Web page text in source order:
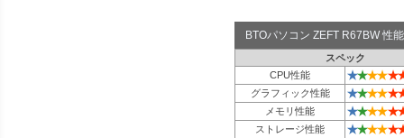
BTOパソコン ZEFT R67BW 性
スペック
CPU性能
★★★★★
グラフィック性能 ★★★★★
メモリ性能 ★★★★★
ストレージ性能 ★★★★★